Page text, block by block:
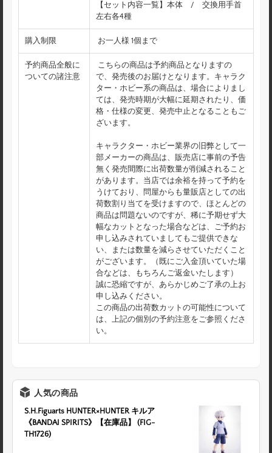
【セット内容一覧】本体 / 交換用手首
左右各4種
購入制限 お一人様 1個まで
予約商品全般に
ついての諸注意
こちらの商品は予約商品となりますの
で、発売後のお届けとなります。キャラク
ター・ホビー系の商品は、場合によりまし
ては、発売時期が大幅に延期されたり、価
格・仕様の変更、発売中止となることもご
ざいます。
キャラクター・ホビー業界の旧弊として一
部メーカーの商品は、販売店に事前の予告
無く発売間際に出荷数量が削減されること
があります。当店では余裕を持って予約を
うけており、問屋からも量販店としての出
荷数割り当てを受けますので、ほとんどの
商品は問題ないのですが、稀に予期せず大
幅なカットとなった場合などは、ご予約お
申し込みされていましてもご提供できな
い、または数量を減らさせていただくこと
がございます。（既にご入金頂いていた場
合などは、もちろんご返金いたします）
誠に恐縮ですが、あらかじめご了承の上お
申し込みください。
この商品の出荷数カットの可能性について
は、上記の個別の予約注意をご参照くださ
い。
人気の商品
S.H.Figuarts HUNTER×HUNTER キルア
《BANDAI SPIRITS》【在庫品】 (FIG-
TH1726)